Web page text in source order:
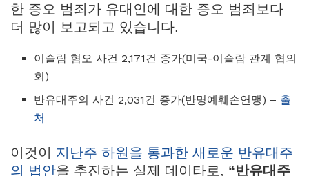
한 증오 범죄가 유대인에 대한 증오 범죄보다
더 많이 보고되고 있습니다.
이슬람 혐오 사건 2,171건 증가(미국-이슬람 관계 협의
회)
반유대주의 사건 2,031건 증가(반명예훼손연맹) – 출
처
이것이 지난주 하원을 통과한 새로운 반유대주
의 법안을 추진하는 실제 데이타로, “반유대주